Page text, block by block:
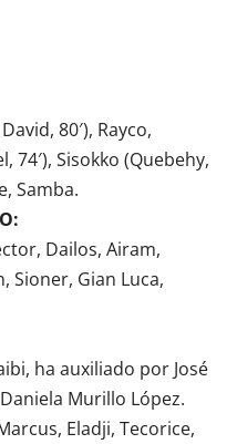
80′), Rayco,
74′), Sisokko (Quebehy,
Samba.
Dailos, Airam,
Sioner, Gian Luca,
ha auxiliado por José
Murillo López.
Eladji, Tecorice,